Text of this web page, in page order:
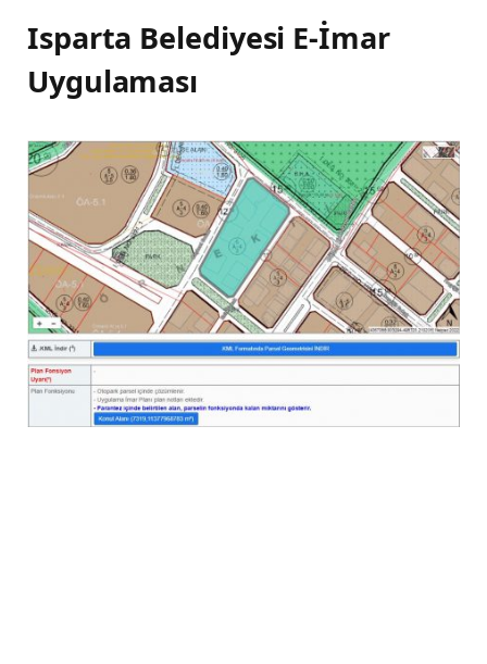
Isparta Belediyesi E-İmar
Uygulaması